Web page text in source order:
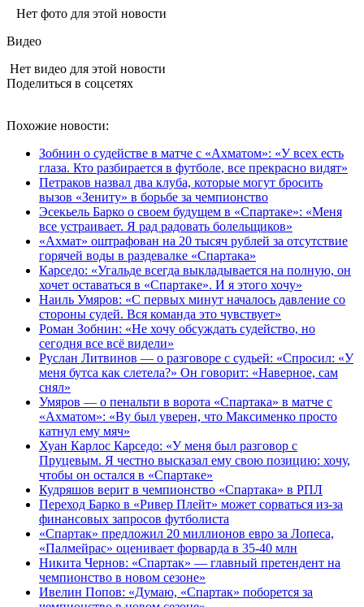
Нет фото для этой новости
Видео
Нет видео для этой новости
Поделиться в соцсетях
Похожие новости:
Зобнин о судействе в матче с «Ахматом»: «У всех есть
глаза. Кто разбирается в футболе, все прекрасно видят»
Петраков назвал два клуба, которые могут бросить
вызов «Зениту» в борьбе за чемпионство
Эсекьель Барко о своем будущем в «Спартаке»: «Меня
все устраивает. Я рад радовать болельщиков»
«Ахмат» оштрафован на 20 тысяч рублей за отсутствие
горячей воды в раздевалке «Спартака»
Карседо: «Угальде всегда выкладывается на полную, он
хочет оставаться в «Спартаке». И я этого хочу»
Наиль Умяров: «С первых минут началось давление со
стороны судей. Вся команда это чувствует»
Роман Зобнин: «Не хочу обсуждать судейство, но
сегодня все всё видели»
Руслан Литвинов — о разговоре с судьей: «Спросил: «У
меня бутса как слетела?» Он говорит: «Наверное, сам
снял»
Умяров — о пенальти в ворота «Спартака» в матче с
«Ахматом»: «Ву был уверен, что Максименко просто
катнул ему мяч»
Хуан Карлос Карседо: «У меня был разговор с
Пруцевым. Я честно высказал ему свою позицию: хочу,
чтобы он остался в «Спартаке»
Кудряшов верит в чемпионство «Спартака» в РПЛ
Переход Барко в «Ривер Плейт» может сорваться из‑за
финансовых запросов футболиста
«Спартак» предложил 20 миллионов евро за Лопеса,
«Палмейрас» оценивает форварда в 35-40 млн
Никита Чернов: «Спартак» — главный претендент на
чемпионство в новом сезоне»
Ивелин Попов: «Думаю, «Спартак» поборется за